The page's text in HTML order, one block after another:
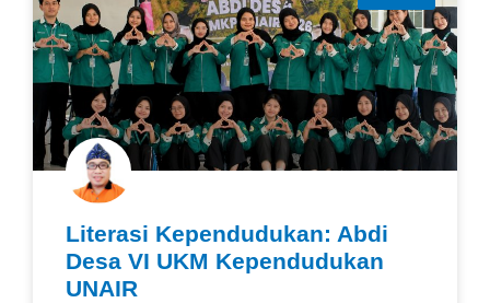
Literasi Kependudukan: Abdi
Desa VI UKM Kependudukan
UNAIR